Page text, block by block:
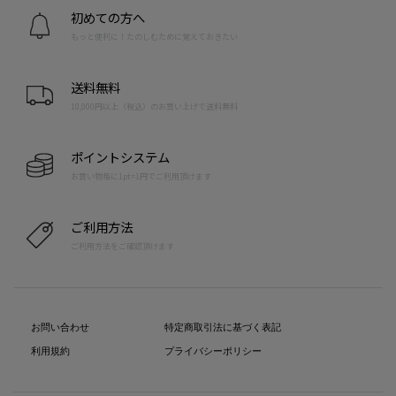
初めての方へ
もっと便利に！たのしむために覚えておきたい
送料無料
10,000円以上（税込）のお買い上げで送料無料
ポイントシステム
お買い物毎に1pt=1円でご利用頂けます
ご利用方法
ご利用方法をご確認頂けます
お問い合わせ
利用規約
特定商取引法に基づく表記
プライバシーポリシー